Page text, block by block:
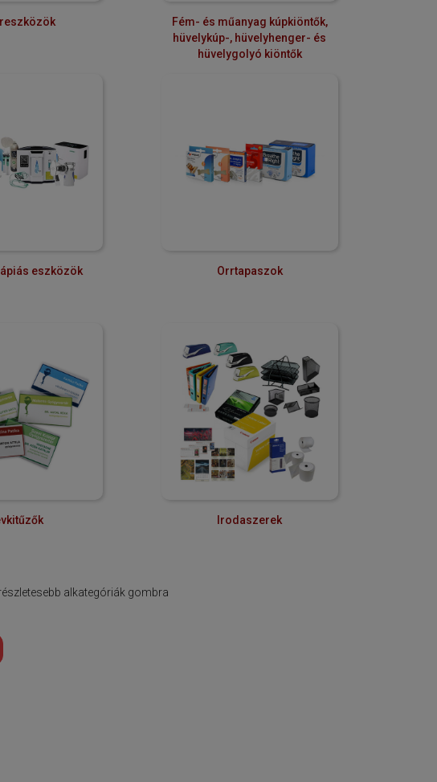
Fém- és műanyag kúpkiöntők,
hüvelykúp-, hüvelyhenger- és
hüvelygolyó kiöntők
eszközök Orrtapaszok
Irodaszerek
alkategóriák gombra